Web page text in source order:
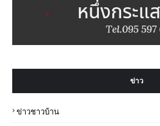
ข่าว
ข่าวชาวบ้าน